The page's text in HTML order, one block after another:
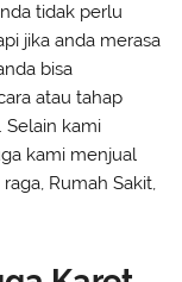
tidak perlu
jika anda merasa
bisa
atau tahap
Selain kami
kami menjual
Rumah Sakit,